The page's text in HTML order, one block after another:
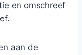
en omschreef
aan de